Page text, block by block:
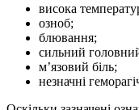
висока
озноб;
блювання;
сильний
м’язовий біль;
незначні